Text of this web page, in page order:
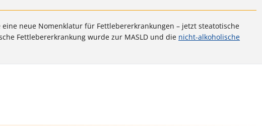
eine neue Nomenklatur für Fettlebererkrankungen – jetzt steatotische
Fettlebererkrankung wurde zur MASLD und die nicht-alkoholische